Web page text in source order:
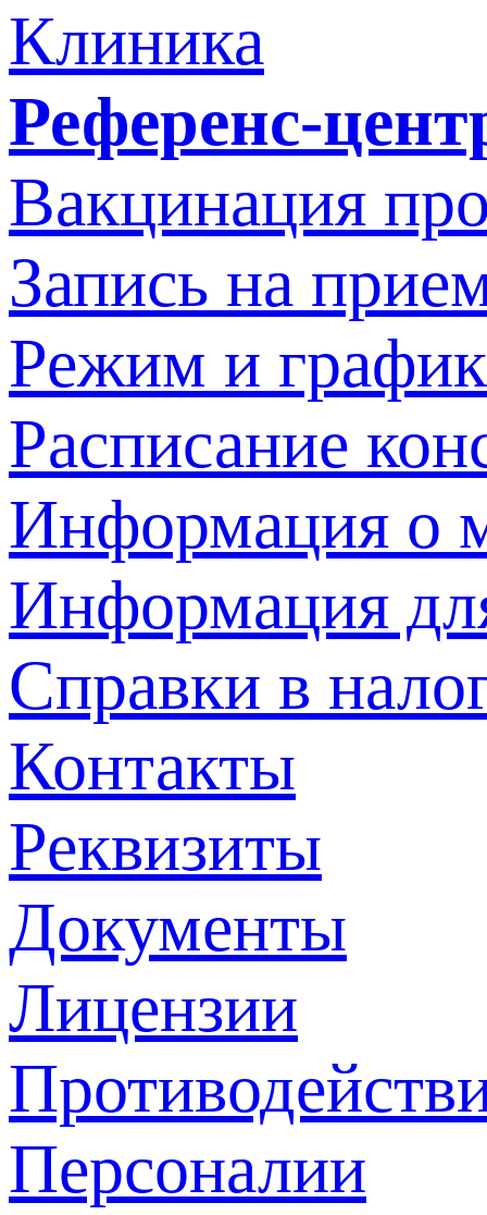
Клиника
Референс-
Вакцинация
Запись на
Режим и
Расписание
Информация о
Информация
Справки в
Контакты
Реквизиты
Документы
Лицензии
Персоналии